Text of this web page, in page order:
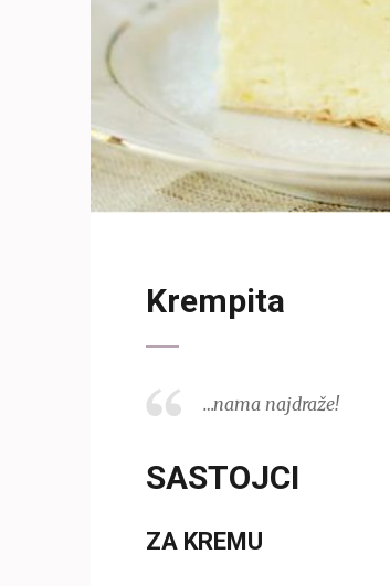
Krempita
…nama najdraže!
SASTOJCI
ZA KREMU